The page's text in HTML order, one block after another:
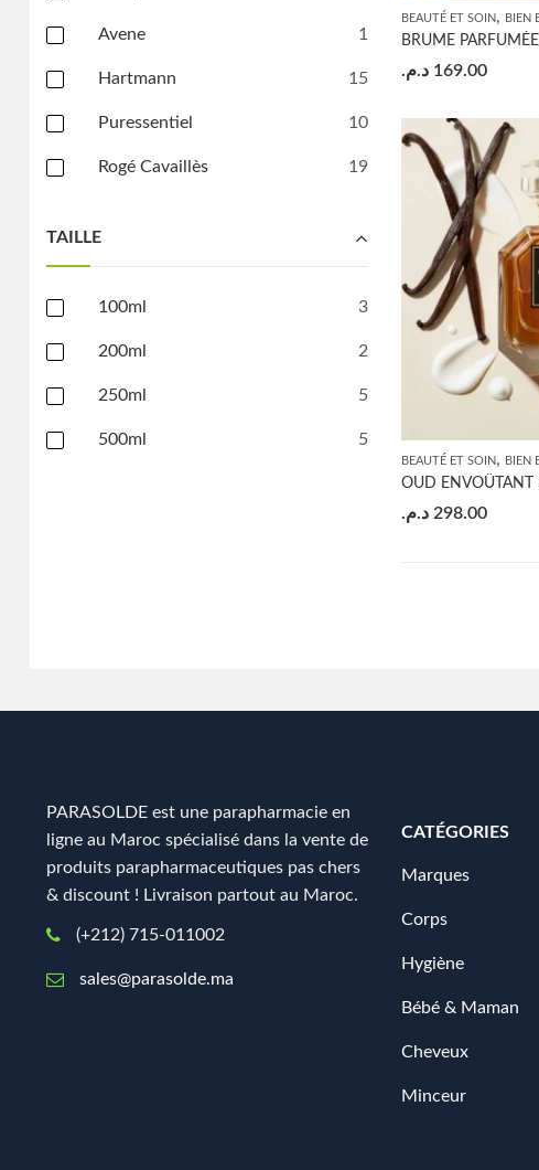
BEAUTÉ ET SOIN, BIEN
BRUME
169.00 د.م.
BEAUTÉ ET SOIN, BIEN
OUD ENVOÛTANT
298.00 د.م.
Avene 1
Hartmann 15
Puressentiel 10
Rogé Cavaillès 19
TAILLE
100ml 3
200ml 2
250ml 5
500ml 5
PARASOLDE est une parapharmacie en
ligne au Maroc spécialisé dans la vente de
produits parapharmaceutiques pas chers
& discount ! Livraison partout au Maroc.
(+212) 715-011002
sales@parasolde.ma
CATÉGORIES
Marques
Corps
Hygiène
Bébé & Maman
Cheveux
Minceur